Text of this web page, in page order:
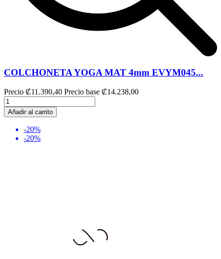
COLCHONETA YOGA MAT 4mm EVYM045...
Precio ₡11.390,40 Precio base ₡14.238,00
Añadir al carrito
-20%
-20%